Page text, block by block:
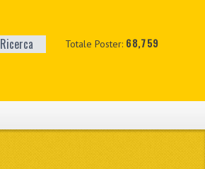
Totale Poster: 68,759
Ricerca